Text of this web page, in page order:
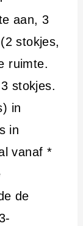
aan, 3
stokjes,
ruimte.
stokjes.
in
in
vanaf *
de